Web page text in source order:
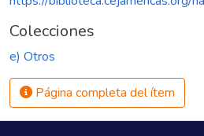
Colecciones
e) Otros
Página completa del ítem